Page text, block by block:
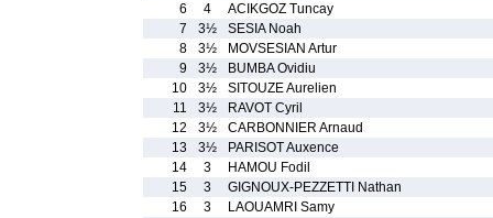
6
4
ACIKGOZ Tuncay
7
3½
SESIA Noah
8
3½
MOVSESIAN Artur
9
3½
BUMBA Ovidiu
10
3½
SITOUZE Aurelien
11
3½
RAVOT Cyril
12
3½
CARBONNIER Arnaud
13
3½
PARISOT Auxence
14
3
HAMOU Fodil
15
3
GIGNOUX-PEZZETTI Nathan
16
3
LAOUAMRI Samy